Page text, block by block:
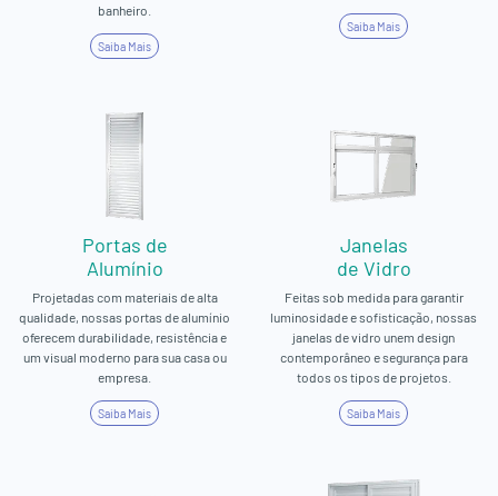
banheiro.
Saiba Mais
Saiba Mais
Portas de
Alumínio
Projetadas com materiais de alta
qualidade, nossas portas de alumínio
oferecem durabilidade, resistência e
um visual moderno para sua casa ou
empresa.
Saiba Mais
Janelas
de Vidro
Feitas sob medida para garantir
luminosidade e sofisticação, nossas
janelas de vidro unem design
contemporâneo e segurança para
todos os tipos de projetos.
Saiba Mais